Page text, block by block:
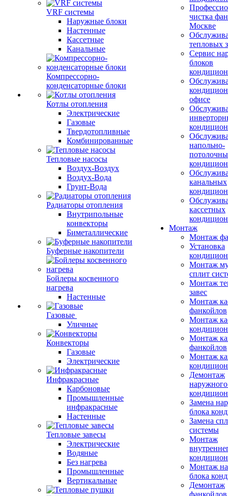
VRF системы
Наружные блоки
Настенные
Кассетные
Канальные
Компрессорно-
конденсаторные блоки
Котлы отопления
Электрические
Газовые
Твердотопливные
Комбинированные
Тепловые насосы
Воздух-Воздух
Воздух-Вода
Грунт-Вода
Радиаторы отопления
Внутрипольные
конвекторы
Биметаллические
Буферные накопители
Бойлеры косвенного
нагрева
Настенные
Газовые
Уличные
Конвекторы
Газовые
Электрические
Инфракрасные
Карбоновые
Промышленные
инфракрасные
Настенные
Тепловые завесы
Электрические
Водяные
Без нагрева
Промышленные
Вертикальные
чистка
Москве
тепловых
Сервис
блоков
офисе
напольно-
канальных
кассетных
Монтаж
Монтаж
Установка
Монтаж
сплит
Монтаж
завес
Монтаж
фанкойлов
Монтаж
Монтаж
фанкойлов
Монтаж
Демонтаж
Замена
блока
Замена
системы
Монтаж
Монтаж
блока
Демонтаж
фанкойлов